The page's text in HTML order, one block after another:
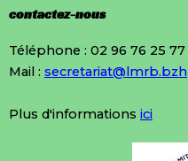
contactez-nous
Téléphone : 02 96 76 25 77
Mail : secretariat@lmrb.bzh
Plus d'informations ici